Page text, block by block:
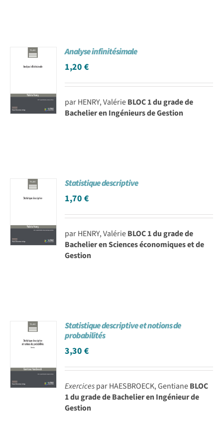
Analyse infinitésimale
1,20€
par HENRY, ValérieBLOC 1 du grade de
Bachelier en Ingénieurs de Gestion
Statistique descriptive
1,70€
par HENRY, ValérieBLOC 1 du grade de
Bachelier en Sciences économiques et de
Gestion
Statistique descriptive et notions de
probabilités
3,30€
Exercicespar HAESBROECK, GentianeBLOC
1 du grade de Bachelier en Ingénieur de
Gestion